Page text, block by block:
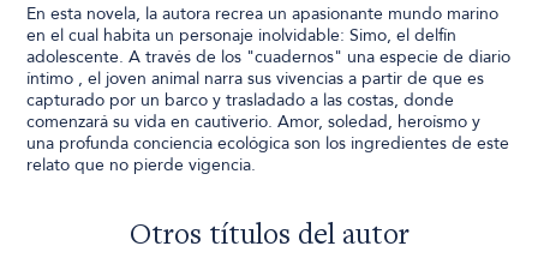
En esta novela, la autora recrea un apasionante mundo marino
en el cual habita un personaje inolvidable: Simo, el delfín
adolescente. A través de los "cuadernos" una especie de diario
íntimo , el joven animal narra sus vivencias a partir de que es
capturado por un barco y trasladado a las costas, donde
comenzará su vida en cautiverio. Amor, soledad, heroísmo y
una profunda conciencia ecológica son los ingredientes de este
relato que no pierde vigencia.
Otros títulos del autor